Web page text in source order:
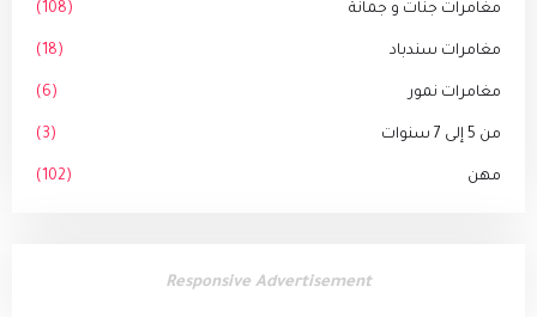
مغامرات جنات و جمانة (108)
مغامرات سندباد (18)
مغامرات نمور (6)
من 5 إلى 7 سنوات (3)
مهن (102)
Responsive Advertisement